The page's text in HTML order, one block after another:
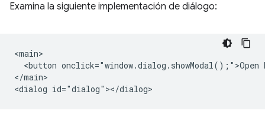
Examina la siguiente implementación de diálogo:
<main>
<button onclick="window.dialog.showModal();">Open
</main>